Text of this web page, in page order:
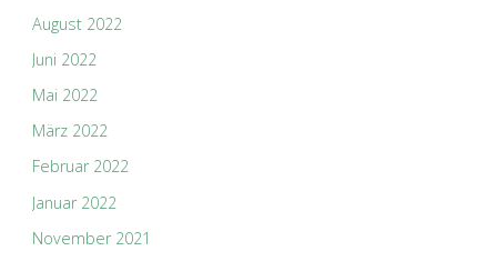
August 2022
Juni 2022
Mai 2022
März 2022
Februar 2022
Januar 2022
November 2021